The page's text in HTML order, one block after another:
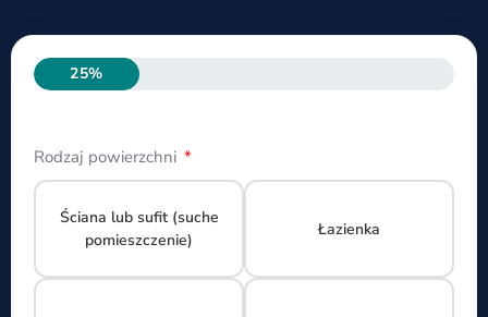
25%
Rodzaj powierzchni
Ściana lub sufit (suche
pomieszczenie)
Łazienka